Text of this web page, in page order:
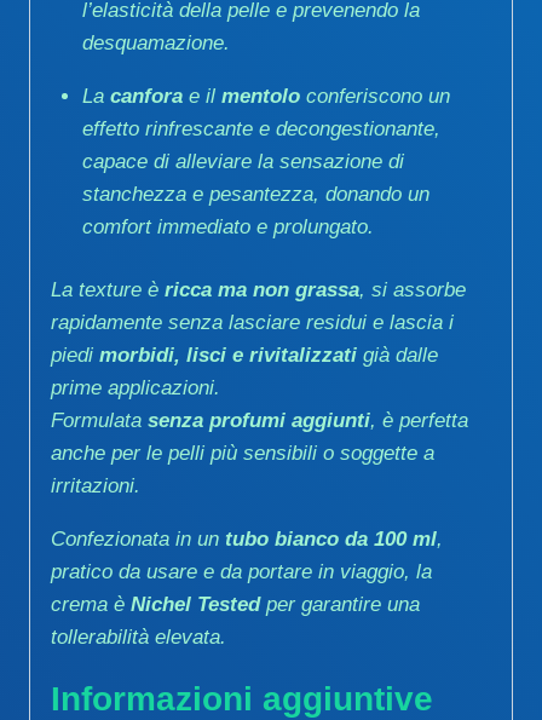
l’elasticità della pelle e prevenendo la
desquamazione.
La canforae il mentoloconferiscono un
effetto rinfrescante e decongestionante,
capace di alleviare la sensazione di
stanchezza e pesantezza, donando un
comfort immediato e prolungato.
La texture è ricca ma non grassa, si assorbe
rapidamente senza lasciare residui e lascia i
piedi morbidi, lisci e rivitalizzati già dalle
prime applicazioni.
Formulata senza profumi aggiunti, è perfetta
anche per le pelli più sensibili o soggette a
irritazioni.
Confezionata in un tubo bianco da 100 ml,
pratico da usare e da portare in viaggio, la
crema è Nichel Testedper garantire una
tollerabilità elevata.
Informazioni aggiuntive